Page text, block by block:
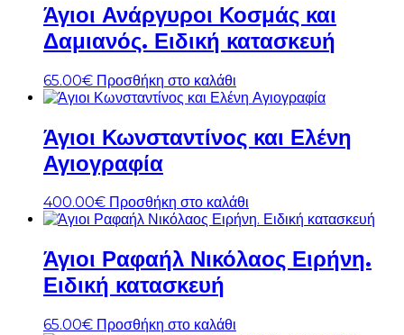
Άγιοι Ανάργυροι Κοσμάς και
Δαμιανός. Ειδική κατασκευή
65.00€ Προσθήκη στο καλάθι
Άγιοι Κωνσταντίνος και Ελένη
Αγιογραφία
400.00€ Προσθήκη στο καλάθι
Άγιοι Ραφαήλ Νικόλαος Ειρήνη.
Ειδική κατασκευή
65.00€ Προσθήκη στο καλάθι